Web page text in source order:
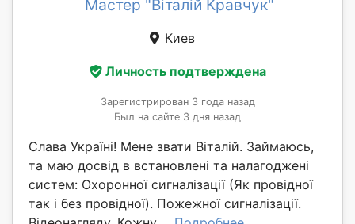
Мастер "Віталій Кравчук"
Киев
Личность подтверждена
Зарегистрирован 3 года назад
Был на сайте 3 дня назад
Слава Україні! Мене звати Віталій. Займаюсь,
та маю досвід в встановлені та налагоджені
систем: Охоронної сигналізації (Як провідної
так і без провідної). Пожежної сигналізації.